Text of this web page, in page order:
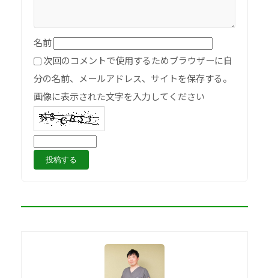
名前
次回のコメントで使用するためブラウザーに自
分の名前、メールアドレス、サイトを保存する。
画像に表示された文字を入力してください